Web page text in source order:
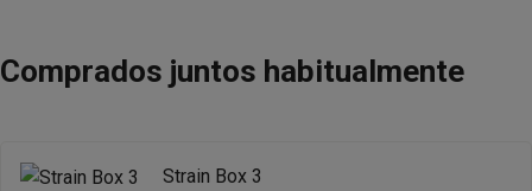
Comprados juntos habitualmente
Strain Box 3